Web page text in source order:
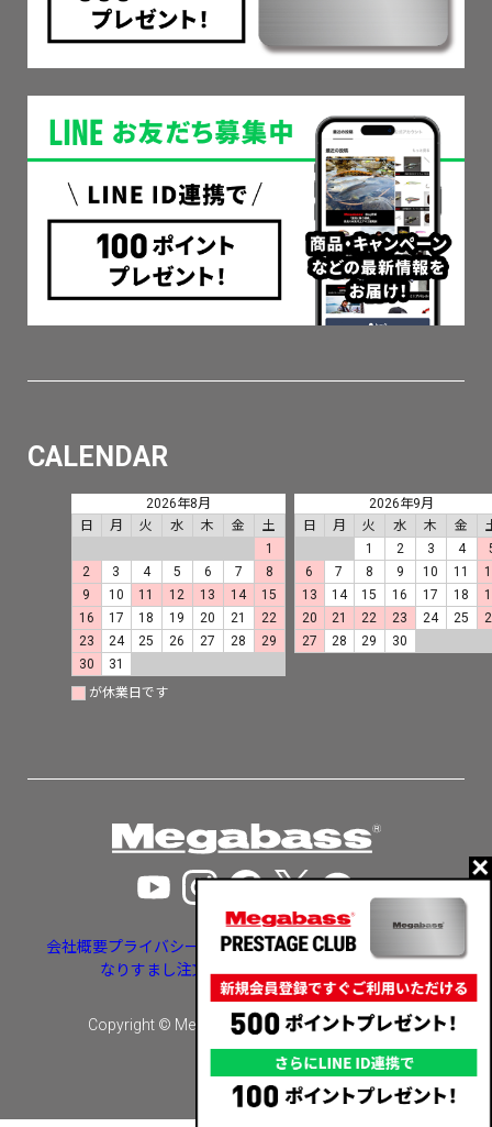
CALENDAR
2026年8月
日
月 火 水 木 金
土
1
2
3 4 5 6 7
8
9
10 11 12 13 14
15
16
17 18 19 20 21
22
23
24 25 26 27 28
29
30
31
2026年9月
日
月 火 水 木 金
1
2 3 4
6
7 8 9 10 11
13
14 15 16 17 18
20
21 22 23 24 25
27
28 29 30
が休業日です
会社概要プライバシーポリシー特定商取引法に基づく表示
なりすまし注文・いたずら注文等への対応
Copyright © Megabass inc. All rights reserved.